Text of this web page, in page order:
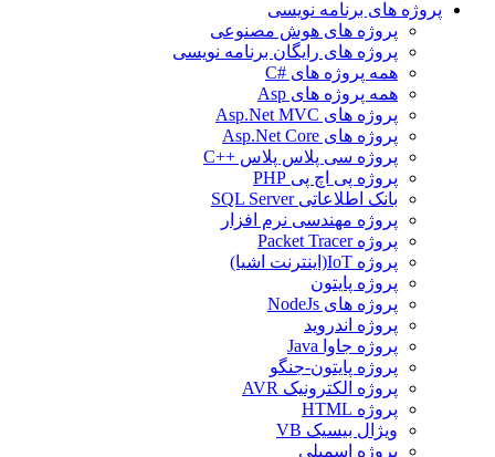
پروژه های برنامه نویسی
پروژه های هوش مصنوعی
پروژه های رایگان برنامه نویسی
همه پروژه های #C
همه پروژه های Asp
پروژه های Asp.Net MVC
پروژه های Asp.Net Core
پروژه سی پلاس پلاس ++C
پروژه پی اچ پی PHP
بانک اطلاعاتی SQL Server
پروژه مهندسی نرم افزار
پروژه Packet Tracer
پروژه IoT(اینترنت اشیا)
پروژه پایتون
پروژه های NodeJs
پروژه اندروید
پروژه جاوا Java
پروژه پایتون-جنگو
پروژه الکترونیک AVR
پروژه HTML
ویژال بیسیک VB
پروژه اسمبلی